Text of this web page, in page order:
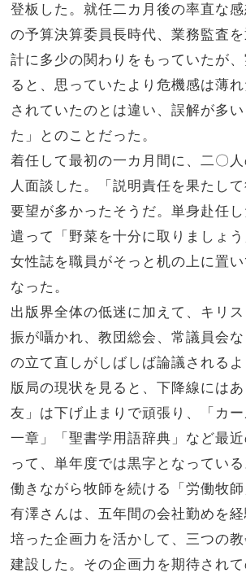
登板した。就任二カ月後の率直な
の予算決算委員長時代、業務監査
計に多少の関わりをもっていたが
ると、思っていたより危機感は薄
されていたのとは違い、誤解が多
た」とのことだった。
着任して最初の一カ月間に、二〇
人面談した。「説明責任を果たし
要望が多かったそうだ。単身赴任
遣って「野菜を十分に取りましょ
女性誌を職員がそっと机の上に置
なった。
出版界全体の低迷に加えて、キリ
振が囁かれ、教団総会、常議員会
の立て直しがしばしば論議される
版局の現状を見ると、下降線には
友」は下げ止まりで頑張り、「カ
一章」「聖書学用語辞典」など最
って、単年度では黒字となっている
働きながら牧師を続ける「労働牧師
有澤さんは、五年間の会社勤めを
培った企画力を活かして、三つの
建設した。その企画力を期待され